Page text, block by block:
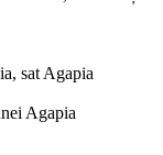
sat Agapia
Agapia